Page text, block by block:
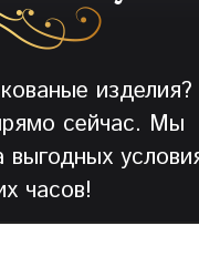
изделия?
сейчас. Мы
часов!